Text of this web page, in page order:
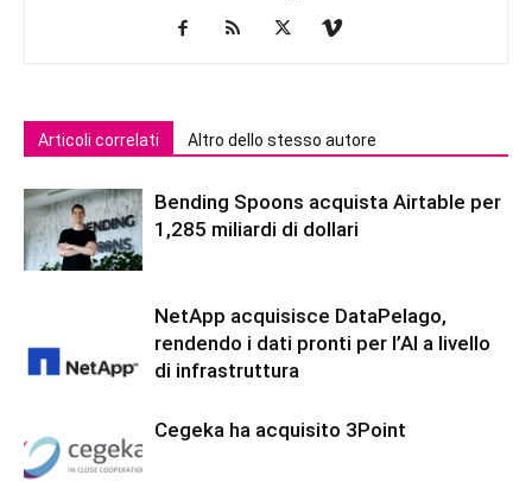
Articoli correlati Altro dello stesso autore
Bending Spoons acquista Airtable per
1,285 miliardi di dollari
NetApp acquisisce DataPelago,
rendendo i dati pronti per l’AI a livello
di infrastruttura
Cegeka ha acquisito 3Point